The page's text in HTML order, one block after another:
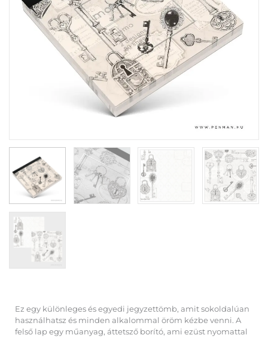
Ez egy különleges és egyedi jegyzettömb, amit sokoldalúan
használhatsz és minden alkalommal öröm kézbe venni. A
felső lap egy műanyag, áttetsző borító, ami ezüst nyomattal